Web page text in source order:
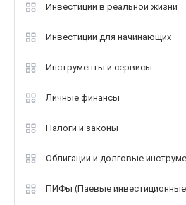
Инвестиции в реальной жизни
Инвестиции для начинающих
Инструменты и сервисы
Личные финансы
Налоги и законы
Облигации и долговые
ПИФы (Паевые